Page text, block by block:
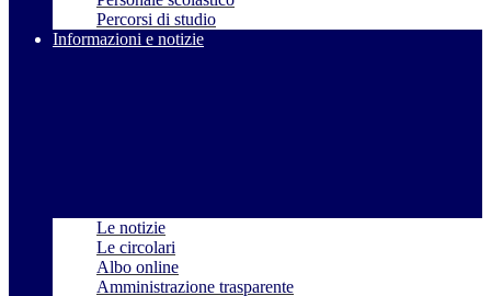
Percorsi di studio
Informazioni e notizie
Le notizie
Le circolari
Albo online
Amministrazione trasparente